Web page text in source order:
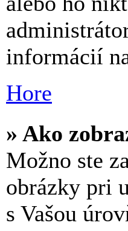
informácií
Hore
» Ako
Možno ste
obrázky pri
s Vašou